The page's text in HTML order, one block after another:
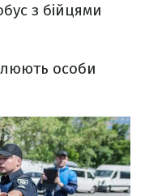
з бійцями
особи